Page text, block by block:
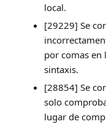
local.
[29229] Se
por comas
sintaxis.
[28854] Se
solo
lugar de